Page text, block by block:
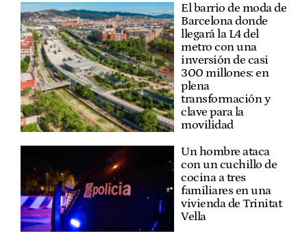
El barrio de moda de
Barcelona donde
llegará la L4 del
metro con una
inversión de casi
300 millones: en
plena
transformación y
clave para la
movilidad
Un hombre ataca
con un cuchillo de
cocina a tres
familiares en una
vivienda de Trinitat
Vella